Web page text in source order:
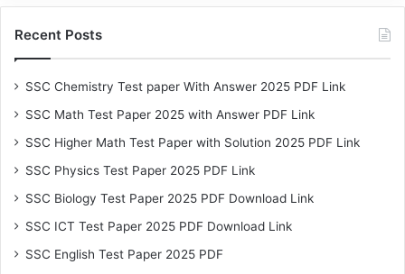
Recent Posts
SSC Chemistry Test paper With Answer 2025 PDF Link
SSC Math Test Paper 2025 with Answer PDF Link
SSC Higher Math Test Paper with Solution 2025 PDF Link
SSC Physics Test Paper 2025 PDF Link
SSC Biology Test Paper 2025 PDF Download Link
SSC ICT Test Paper 2025 PDF Download Link
SSC English Test Paper 2025 PDF